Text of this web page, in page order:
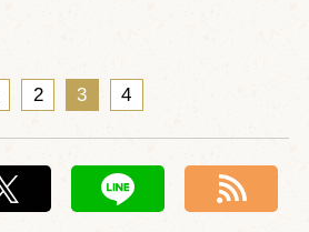
2 3 4